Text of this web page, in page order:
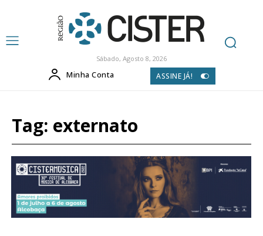
Sábado, Agosto 8, 2026
Minha Conta ASSINE JÁ!
Tag: externato